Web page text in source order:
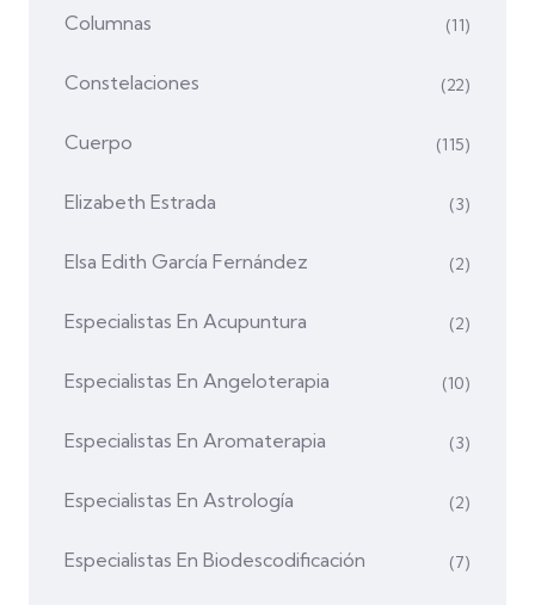
Columnas (11)
Constelaciones (22)
Cuerpo (115)
Elizabeth Estrada (3)
Elsa Edith García Fernández (2)
Especialistas En Acupuntura (2)
Especialistas En Angeloterapia (10)
Especialistas En Aromaterapia (3)
Especialistas En Astrología (2)
Especialistas En Biodescodificación (7)